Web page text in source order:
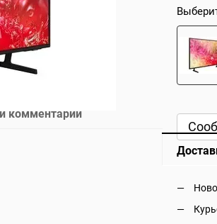
комментарий